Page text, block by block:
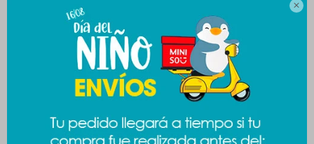

CAMBIOS Y DEVOLUCIONES
MEDIOS DE PAGO
Productos que te pueden interesar